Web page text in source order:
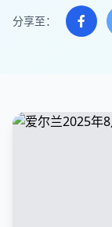
分享至：